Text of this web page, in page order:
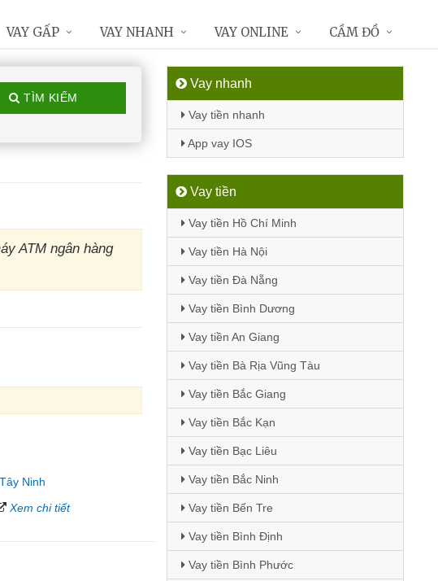
TÌM KIẾM
ATM ngân hàng
Tây Ninh
Xem chi tiết
Vay nhanh
Vay tiền nhanh
App vay IOS
Vay tiền
Vay tiền Hồ Chí Minh
Vay tiền Hà Nội
Vay tiền Đà Nẵng
Vay tiền Bình Dương
Vay tiền An Giang
Vay tiền Bà Rịa Vũng Tàu
Vay tiền Bắc Giang
Vay tiền Bắc Kạn
Vay tiền Bạc Liêu
Vay tiền Bắc Ninh
Vay tiền Bến Tre
Vay tiền Bình Định
Vay tiền Bình Phước
VAY GẤP VAY NHANH VAY ONLINE CẦM ĐỒ